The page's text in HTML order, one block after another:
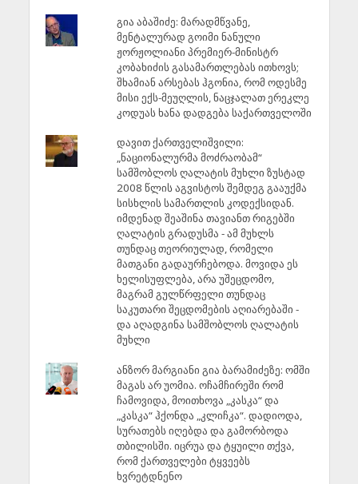
გია აბაშიძე: მარადმწვანე,
მენტალურად გოიმი ნანული
ჟორჟოლიანი პრემიერ-მინისტრ
კობახიძის გასამართლებას ითხოვს;
შხამიან არსებას ჰგონია, რომ ოდესმე
მისი ექს-მეუღლის, ნაცჯალათ ერეკლე
კოდუას ხანა დადგება საქართველოში
დავით ქართველიშვილი:
„ნაციონალურმა მოძრაობამ“
სამშობლოს ღალატის მუხლი ზუსტად
2008 წლის აგვისტოს შემდეგ გააუქმა
სისხლის სამართლის კოდექსიდან.
იმდენად შეაშინა თავიანთ რიგებში
ღალატის გრადუსმა - ამ მუხლს
თუნდაც თეორიულად, რომელი
მათგანი გადაურჩებოდა. მოვიდა ეს
ხელისუფლება, არა უშეცდომო,
მაგრამ გულწრფელი თუნდაც
საკუთარი შეცდომების აღიარებაში -
და აღადგინა სამშობლოს ღალატის
მუხლი
ანზორ მარგიანი გია ბარამიძეზე: ომში
მაგას არ უომია. ოჩამჩირეში რომ
ჩამოვიდა, მოითხოვა „კასკა“ და
„კასკა“ ჰქონდა „კლიჩკა“. დადიოდა,
სურათებს იღებდა და გამორბოდა
თბილისში. იცრუა და ტყუილი თქვა,
რომ ქართველები ტყვეებს
ხვრეტდნენო